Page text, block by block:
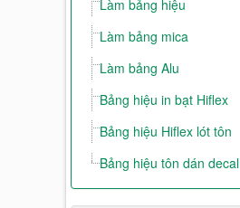
Làm bảng hiệu
Làm bảng mica
Làm bảng Alu
Bảng hiệu in bạt Hiflex
Bảng hiệu Hiflex lót tôn
Bảng hiệu tôn dán decal